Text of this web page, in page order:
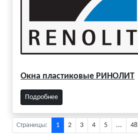
Окна пластиковые РИНОЛИТ
Подробнее
Страницы: 1 2 3 4 5 ... 48